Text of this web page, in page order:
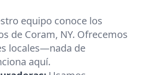
equipo conoce los
de Coram, NY. Ofrecemos
locales—nada de
aquí.